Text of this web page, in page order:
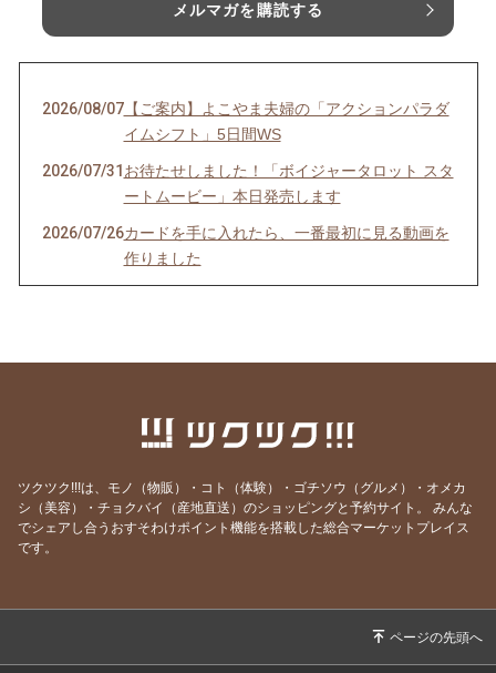
メルマガを購読する
2026/08/07【ご案内】よこやま夫婦の「アクションパラダ
イムシフト」5日間WS
2026/07/31 お待たせしました！「ボイジャータロット スタ
ートムービー」本日発売します
2026/07/26カードを手に入れたら、一番最初に見る動画を
作りました
魂の声、聞こえてる？ゆうあか個別説明会受付
2026/07/02緩んで、許して、委ねて、そしてみんなで豊か
になる。そんな場を作ります。
2026/07/01
ツクツク!!!は、モノ（物販）・コト（体験）・ゴチソウ（グルメ）・オメカ
シ（美容）・チョクバイ（産地直送）のショッピングと予約サイト。
みんな
でシェアし合うおすそわけポイント機能を搭載した総合マーケットプレイス
です。